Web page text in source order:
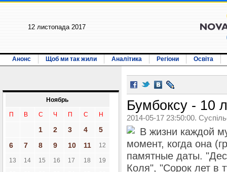
12 листопада 2017
Анонс Щоб ми так жили Аналітика Регіони Освіта
Ноябрь
П В С Ч П С Н
1 2 3 4
5
6
7 8 9 10 11 12
13 14 15 16 17 18 19
Бумбоксу - 10
2014-05-17 23:50:00.
В жизни каждой
момент, когда она
памятные даты.
Коля", "Сорок лет в